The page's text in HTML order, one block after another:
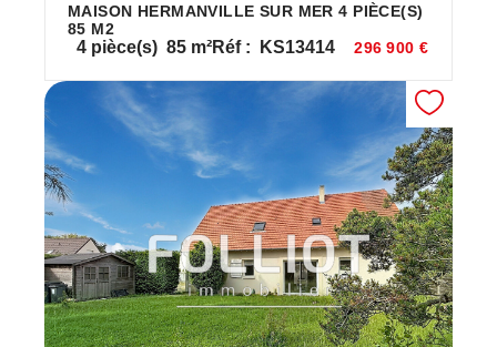
MAISON HERMANVILLE SUR MER 4 PIÈCE(S)
85 M2
4 pièce(s) 85 m²Réf : KS13414 296 900 €